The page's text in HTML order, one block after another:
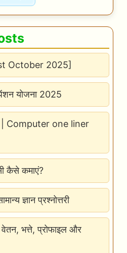
October 2025]
योजना 2025
Computer one liner
कैसे कमाएं?
ज्ञान प्रश्नोत्तरी
भत्ते, प्रोफाइल और